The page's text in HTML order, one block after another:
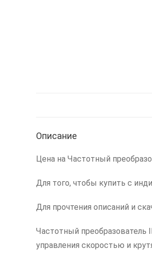
Описание
Цена на Частотный
Для того, чтобы купить с
Для прочтения описаний и
Частотный преобразователь
управления скоростью и